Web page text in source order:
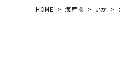
ログイン 会員登録
HOME 海産物 いか